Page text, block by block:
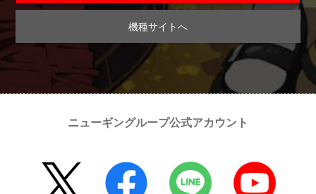
機種サイトへ
ニューギングループ公式アカウント